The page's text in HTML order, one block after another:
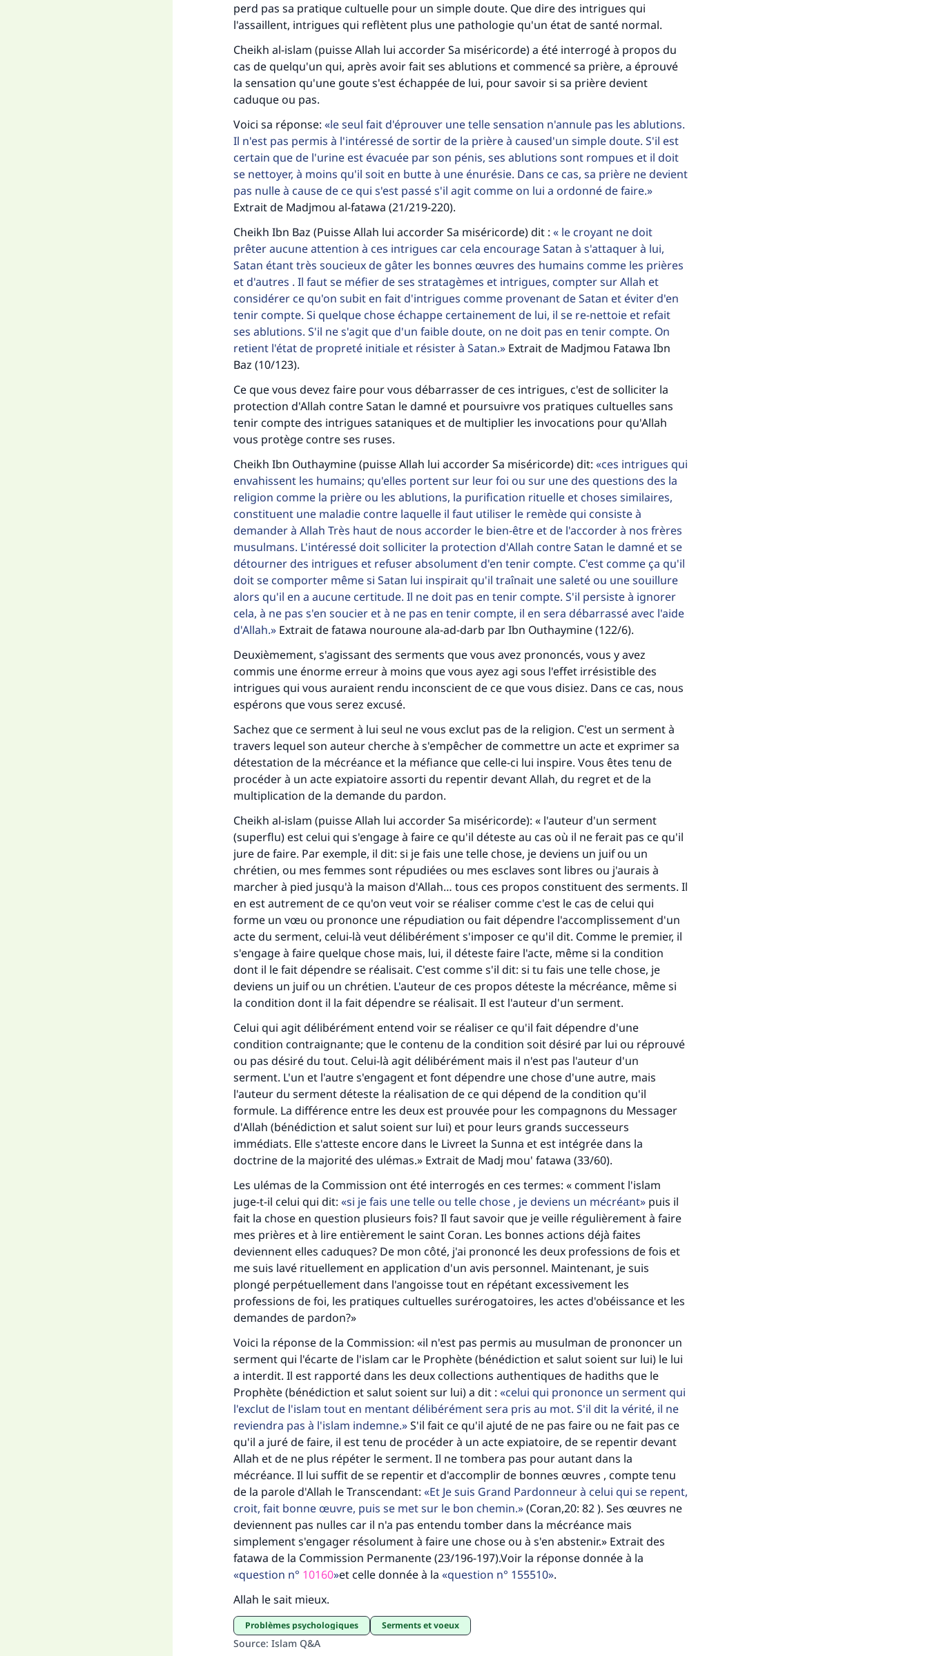
perd pas sa pratique cultuelle pour un simple doute. Que dire des intrigues qui
l'assaillent, intrigues qui reflètent plus une pathologie qu'un état de santé normal.
Cheikh al-islam (puisse Allah lui accorder Sa miséricorde) a été interrogé à propos du
cas de quelqu'un qui, après avoir fait ses ablutions et commencé sa prière, a éprouvé
la sensation qu'une goute s'est échappée de lui, pour savoir si sa prière devient
caduque ou pas.
Voici sa réponse:
le seul fait d'éprouver une telle sensation n'annule pas les ablutions.
Il n'est pas permis à l'intéressé de sortir de la prière à caused'un simple doute. S'il est
certain que de l'urine est évacuée par son pénis, ses ablutions sont rompues et il doit
se nettoyer, à moins qu'il soit en butte à une énurésie. Dans ce cas, sa prière ne devient
pas nulle à cause de ce qui s'est passé s'il agit comme on lui a ordonné de faire.
Extrait de Madjmou al-fatawa (21/219-220).
Cheikh Ibn Baz (Puisse Allah lui accorder Sa miséricorde) dit :
le croyant ne doit
prêter aucune attention à ces intrigues car cela encourage Satan à s'attaquer à lui,
Satan étant très soucieux de gâter les bonnes œuvres des humains comme les prières
et d'autres . Il faut se méfier de ses stratagèmes et intrigues, compter sur Allah et
considérer ce qu'on subit en fait d'intrigues comme provenant de Satan et éviter d'en
tenir compte. Si quelque chose échappe certainement de lui, il se re-nettoie et refait
ses ablutions. S'il ne s'agit que d'un faible doute, on ne doit pas en tenir compte. On
retient l'état de propreté initiale et résister à Satan.
Extrait de Madjmou Fatawa Ibn
Baz (10/123).
Ce que vous devez faire pour vous débarrasser de ces intrigues, c'est de solliciter la
protection d'Allah contre Satan le damné et poursuivre vos pratiques cultuelles sans
tenir compte des intrigues sataniques et de multiplier les invocations pour qu'Allah
vous protège contre ses ruses.
Cheikh Ibn Outhaymine (puisse Allah lui accorder Sa miséricorde) dit:
ces intrigues qui
envahissent les humains; qu'elles portent sur leur foi ou sur une des questions des la
religion comme la prière ou les ablutions, la purification rituelle et choses similaires,
constituent une maladie contre laquelle il faut utiliser le remède qui consiste à
demander à Allah Très haut de nous accorder le bien-être et de l'accorder à nos frères
musulmans. L'intéressé doit solliciter la protection d'Allah contre Satan le damné et se
détourner des intrigues et refuser absolument d'en tenir compte. C'est comme ça qu'il
doit se comporter même si Satan lui inspirait qu'il traînait une saleté ou une souillure
alors qu'il en a aucune certitude. Il ne doit pas en tenir compte. S'il persiste à ignorer
cela, à ne pas s'en soucier et à ne pas en tenir compte, il en sera débarrassé avec l'aide
d'Allah.
Extrait de fatawa nouroune ala-ad-darb par Ibn Outhaymine (122/6).
Deuxièmement, s'agissant des serments que vous avez prononcés, vous y avez
commis une énorme erreur à moins que vous ayez agi sous l'effet irrésistible des
intrigues qui vous auraient rendu inconscient de ce que vous disiez. Dans ce cas, nous
espérons que vous serez excusé.
Sachez que ce serment à lui seul ne vous exclut pas de la religion. C'est un serment à
travers lequel son auteur cherche à s'empêcher de commettre un acte et exprimer sa
détestation de la mécréance et la méfiance que celle-ci lui inspire. Vous êtes tenu de
procéder à un acte expiatoire assorti du repentir devant Allah, du regret et de la
multiplication de la demande du pardon.
Cheikh al-islam (puisse Allah lui accorder Sa miséricorde): « l'auteur d'un serment
(superflu) est celui qui s'engage à faire ce qu'il déteste au cas où il ne ferait pas ce qu'il
jure de faire. Par exemple, il dit: si je fais une telle chose, je deviens un juif ou un
chrétien, ou mes femmes sont répudiées ou mes esclaves sont libres ou j'aurais à
marcher à pied jusqu'à la maison d'Allah… tous ces propos constituent des serments. Il
en est autrement de ce qu'on veut voir se réaliser comme c'est le cas de celui qui
forme un vœu ou prononce une répudiation ou fait dépendre l'accomplissement d'un
acte du serment, celui-là veut délibérément s'imposer ce qu'il dit. Comme le premier, il
s'engage à faire quelque chose mais, lui, il déteste faire l'acte, même si la condition
dont il le fait dépendre se réalisait. C'est comme s'il dit: si tu fais une telle chose, je
deviens un juif ou un chrétien. L'auteur de ces propos déteste la mécréance, même si
la condition dont il la fait dépendre se réalisait. Il est l'auteur d'un serment.
Celui qui agit délibérément entend voir se réaliser ce qu'il fait dépendre d'une
condition contraignante; que le contenu de la condition soit désiré par lui ou réprouvé
ou pas désiré du tout. Celui-là agit délibérément mais il n'est pas l'auteur d'un
serment. L'un et l'autre s'engagent et font dépendre une chose d'une autre, mais
l'auteur du serment déteste la réalisation de ce qui dépend de la condition qu'il
formule. La différence entre les deux est prouvée pour les compagnons du Messager
d'Allah (bénédiction et salut soient sur lui) et pour leurs grands successeurs
immédiats. Elle s'atteste encore dans le Livreet la Sunna et est intégrée dans la
doctrine de la majorité des ulémas.» Extrait de Madj mou' fatawa (33/60).
Les ulémas de la Commission ont été interrogés en ces termes: « comment l'islam
juge-t-il celui qui dit: si je fais une telle ou telle chose , je deviens un mécréant puis il
fait la chose en question plusieurs fois? Il faut savoir que je veille régulièrement à faire
mes prières et à lire entièrement le saint Coran. Les bonnes actions déjà faites
deviennent elles caduques? De mon côté, j'ai prononcé les deux professions de fois et
me suis lavé rituellement en application d'un avis personnel. Maintenant, je suis
plongé perpétuellement dans l'angoisse tout en répétant excessivement les
professions de foi, les pratiques cultuelles surérogatoires, les actes d'obéissance et les
demandes de pardon?»
Voici la réponse de la Commission: «il n'est pas permis au musulman de prononcer un
serment qui l'écarte de l'islam car le Prophète (bénédiction et salut soient sur lui) le lui
a interdit. Il est rapporté dans les deux collections authentiques de hadiths que le
Prophète (bénédiction et salut soient sur lui) a dit :
celui qui prononce un serment qui
l'exclut de l'islam tout en mentant délibérément sera pris au mot. S'il dit la vérité, il ne
reviendra pas à l'islam indemne. S'il fait ce qu'il ajuté de ne pas faire ou ne fait pas ce
qu'il a juré de faire, il est tenu de procéder à un acte expiatoire, de se repentir devant
Allah et de ne plus répéter le serment. Il ne tombera pas pour autant dans la
mécréance. Il lui suffit de se repentir et d'accomplir de bonnes œuvres , compte tenu
de la parole d'Allah le Transcendant:
Et Je suis Grand Pardonneur à celui qui se repent,
croit, fait bonne œuvre, puis se met sur le bon chemin. (Coran,20: 82 ). Ses œuvres ne
deviennent pas nulles car il n'a pas entendu tomber dans la mécréance mais
simplement s'engager résolument à faire une chose ou à s'en abstenir.» Extrait des
fatawa de la Commission Permanente (23/196-197).Voir la réponse donnée à la
question n° 10160 et celle donnée à la question n° 155510 .
Allah le sait mieux.
Problèmes psychologiques serments et voeux
Source: Islam Q&A
Faites une différence dans la vie de millions de
personnes grâce à votre contribution
Aidez nous à apporter des réponses.
Le Messager d'Allah (Paix sur lui) a dit:
"Celui qui indique une bonne action obtient la même récompense
que celui qui le fait."
(MOUSLIM 1893)
Soutenez IslamQA